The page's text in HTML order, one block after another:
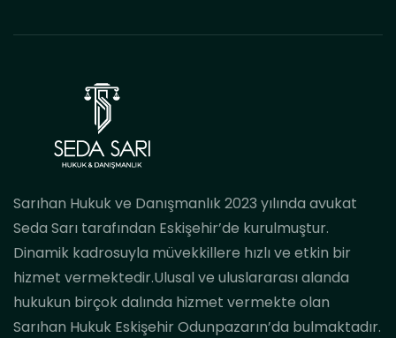
Sarıhan Hukuk ve Danışmanlık 2023 yılında avukat
Seda Sarı tarafından Eskişehir’de kurulmuştur.
Dinamik kadrosuyla müvekkillere hızlı ve etkin bir
hizmet vermektedir.Ulusal ve uluslararası alanda
hukukun birçok dalında hizmet vermekte olan
Sarıhan Hukuk Eskişehir Odunpazarın’da bulmaktadır.